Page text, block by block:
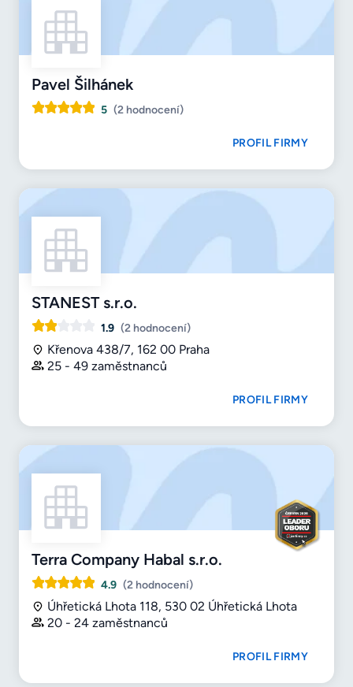
Pavel Šilhánek
5 (2 hodnocení)
PROFIL FIRMY
STANEST s.r.o.
1.9 (2 hodnocení)
Křenova 438/7, 162 00 Praha
25 - 49 zaměstnanců
PROFIL FIRMY
Terra Company Habal s.r.o.
4.9 (2 hodnocení)
Úhřetická Lhota 118, 530 02 Úhřetická Lhota
20 - 24 zaměstnanců
PROFIL FIRMY